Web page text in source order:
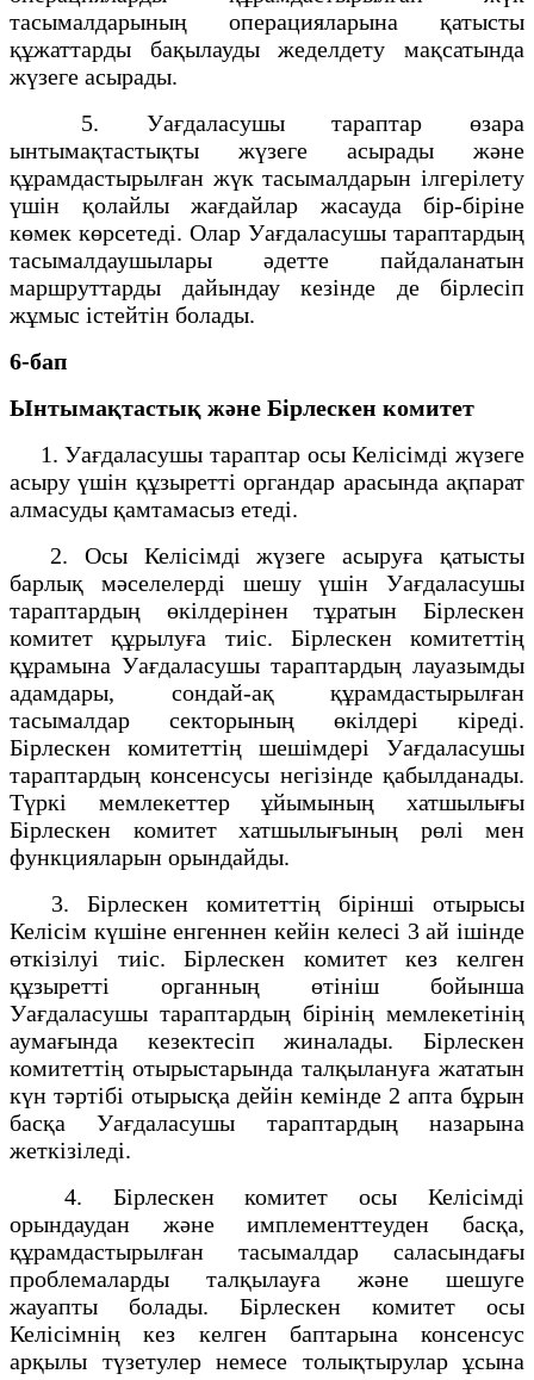
тасымалдарының операцияларына қатысты
құжаттарды бақылауды жеделдету мақсатында
жүзеге асырады.
5. Уағдаласушы тараптар өзара
ынтымақтастықты жүзеге асырады және
құрамдастырылған жүк тасымалдарын ілгерілету
үшін қолайлы жағдайлар жасауда бір-біріне
көмек көрсетеді. Олар Уағдаласушы тараптардың
тасымалдаушылары әдетте пайдаланатын
маршруттарды дайындау кезінде де бірлесіп
жұмыс істейтін болады.
6-бап
Ынтымақтастық және Бірлескен комитет
1. Уағдаласушы тараптар осы Келісімді жүзеге
асыру үшін құзыретті органдар арасында ақпарат
алмасуды қамтамасыз етеді.
2. Осы Келісімді жүзеге асыруға қатысты
барлық мәселелерді шешу үшін Уағдаласушы
тараптардың өкілдерінен тұратын Бірлескен
комитет құрылуға тиіс. Бірлескен комитеттің
құрамына Уағдаласушы тараптардың лауазымды
адамдары, сондай-ақ құрамдастырылған
тасымалдар секторының өкілдері кіреді.
Бірлескен комитеттің шешімдері Уағдаласушы
тараптардың консенсусы негізінде қабылданады.
Түркі мемлекеттер ұйымының хатшылығы
Бірлескен комитет хатшылығының рөлі мен
функцияларын орындайды.
3. Бірлескен комитеттің бірінші отырысы
Келісім күшіне енгеннен кейін келесі 3 ай ішінде
өткізілуі тиіс. Бірлескен комитет кез келген
құзыретті органның өтініш бойынша
Уағдаласушы тараптардың бірінің мемлекетінің
аумағында кезектесіп жиналады. Бірлескен
комитеттің отырыстарында талқылануға жататын
күн тәртібі отырысқа дейін кемінде 2 апта бұрын
басқа Уағдаласушы тараптардың назарына
жеткізіледі.
4. Бірлескен комитет осы Келісімді
орындаудан және имплементтеуден басқа,
құрамдастырылған тасымалдар саласындағы
проблемаларды талқылауға және шешуге
жауапты болады. Бірлескен комитет осы
Келісімнің кез келген баптарына консенсус
арқылы түзетулер немесе толықтырулар ұсына